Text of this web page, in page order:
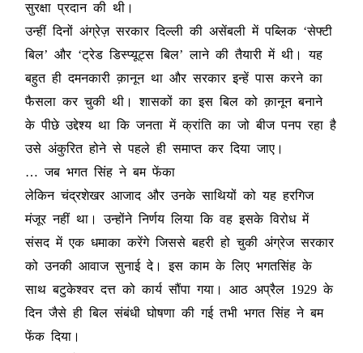
सुरक्षा प्रदान की थी।
उन्हीं दिनों अंग्रेज़ सरकार दिल्ली की असेंबली में पब्लिक ‘सेफ्टी
बिल’ और ‘ट्रेड डिस्प्यूट्स बिल’ लाने की तैयारी में थी। यह
बहुत ही दमनकारी क़ानून था और सरकार इन्हें पास करने का
फैसला कर चुकी थी। शासकों का इस बिल को क़ानून बनाने
के पीछे उद्देश्य था कि जनता में क्रांति का जो बीज पनप रहा है
उसे अंकुरित होने से पहले ही समाप्त कर दिया जाए।
… जब भगत सिंह ने बम फेंका
लेकिन चंद्रशेखर आजाद और उनके साथियों को यह हरगिज
मंजूर नहीं था। उन्होंने निर्णय लिया कि वह इसके विरोध में
संसद में एक धमाका करेंगे जिससे बहरी हो चुकी अंग्रेज सरकार
को उनकी आवाज सुनाई दे। इस काम के लिए भगतसिंह के
साथ बटुकेश्वर दत्त को कार्य सौंपा गया। आठ अप्रैल 1929 के
दिन जैसे ही बिल संबंधी घोषणा की गई तभी भगत सिंह ने बम
फेंक दिया।